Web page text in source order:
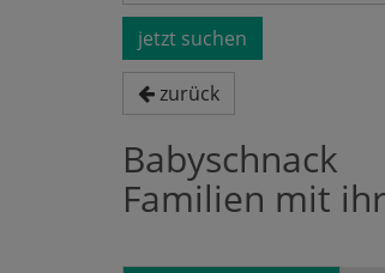
zurück
Babyschnack
Familien mit